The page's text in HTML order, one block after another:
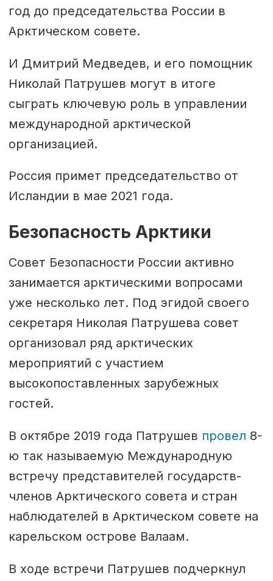
год до председательства России в
Арктическом совете.
И Дмитрий Медведев, и его помощник
Николай Патрушев могут в итоге
сыграть ключевую роль в управлении
международной арктической
организацией.
Россия примет председательство от
Исландии в мае 2021 года.
Безопасность Арктики
Совет Безопасности России активно
занимается арктическими вопросами
уже несколько лет. Под эгидой своего
секретаря Николая Патрушева совет
организовал ряд арктических
мероприятий с участием
высокопоставленных зарубежных
гостей.
В октябре 2019 года Патрушев провел 8-
ю так называемую Международную
встречу представителей государств-
членов Арктического совета и стран
наблюдателей в Арктическом совете на
карельском острове Валаам.
В ходе встречи Патрушев подчеркнул